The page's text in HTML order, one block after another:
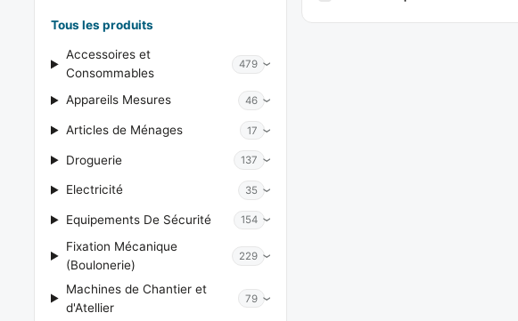
Tous les produits
Accessoires et
Consommables
479
Appareils Mesures 46
Articles de Ménages 17
Droguerie 137
Electricité 35
Equipements De Sécurité 154
Fixation Mécanique
(Boulonerie)
229
Machines de Chantier et
d'Atellier
79